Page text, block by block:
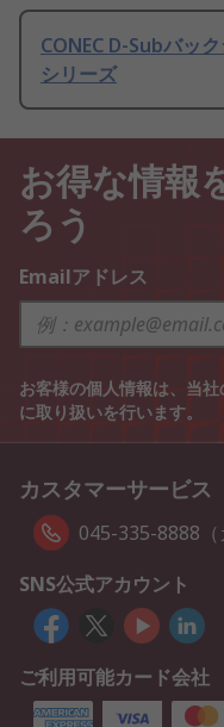
CONEC D-Subバッ
シリーズ
お得な情報
ろう
Emailアドレス
お客様の個人情報は、当社
に取り扱いを行います。
カスタマーサービス
045-335-8888（
SNS公式アカウント
ご利用可能カード会社